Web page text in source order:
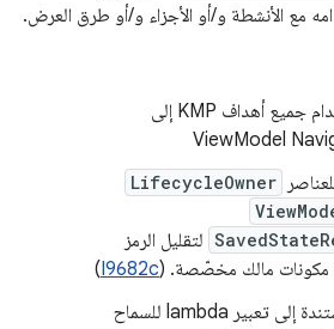
إضافة إمكانية استخدام جميع أهداف KMP إلى
ViewModel
LifecycleOwner
لتقليل الرمز
مكونات مالك مخصّصة. (I9682c
)
أضِف دالة إضافة مستندة إلى تعبير lambda للسماح